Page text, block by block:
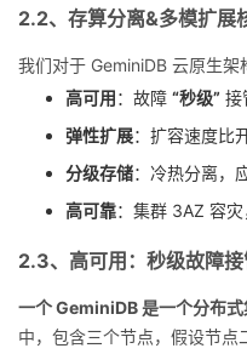
2.2、存算分离&多模扩展
我们对于 GeminiDB 云原生架
高可用：故障 “秒级” 接
弹性扩展：扩容速度比
分级存储：冷热分离，
高可靠：集群 3AZ 容灾
2.3、高可用：秒级故障
一个 GeminiDB 是一个分布
中，包含三个节点，假设节点